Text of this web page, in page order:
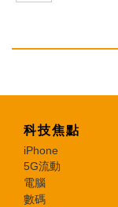
科技焦點
iPhone
5G流動
電腦
數碼